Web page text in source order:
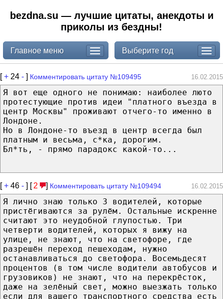
bezdna.su — лучшие цитаты, анекдоты и
приколы из бездны!
Главное меню Выберите год
[+ 24 - ] Комментировать цитату №109495 16.02.2015
Я вот еще одного не понимаю: наиболее люто
протестующие против идеи "платного въезда в
центр Москвы" проживают отчего-то именно в
Лондоне.
Но в Лондоне-то въезд в центр всегда был
платным и весьма, с*ка, дорогим.
Бл*ть, - прямо парадокс какой-то...
[+ 46 - ] [ 2 ] Комментировать цитату №109494 16.02.2015
Я лично знаю только 3 водителей, которые
пристёгиваются за рулём. Остальные искренне
считают это неудобной глупостью. Три
четверти водителей, которых я вижу на
улице, не знают, что на светофоре, где
разрешён переход пешеходам, нужно
останавливаться до светофора. Восемьдесят
процентов (в том числе водители автобусов и
грузовиков) не знают, что на перекрёсток,
даже на зелёный свет, можно выезжать только
если для вашего транспортного средства есть